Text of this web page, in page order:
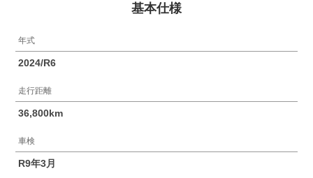
基本仕様
年式
2024/R6
走行距離
36,800km
車検
R9年3月